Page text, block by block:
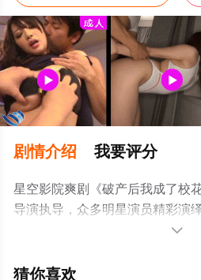
剧情介绍 我要评分
星空影院爽剧《破产后我成了校
导演执导，众多明星演员精彩演
结局剧情已揭晓（全集完结），
至豆瓣电视剧、电视猫或剧情网

猜你喜欢